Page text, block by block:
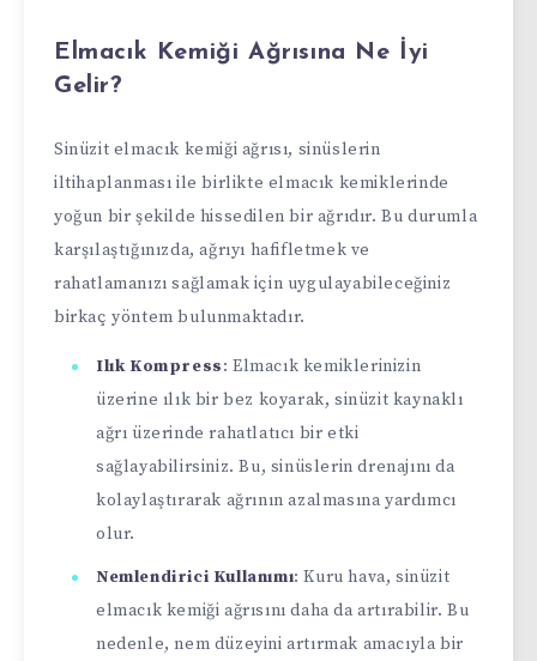
Elmacık Kemiği Ağrısına Ne İyi
Gelir?
Sinüzit elmacık kemiği ağrısı, sinüslerin
iltihaplanması ile birlikte elmacık kemiklerinde
yoğun bir şekilde hissedilen bir ağrıdır. Bu durumla
karşılaştığınızda, ağrıyı hafifletmek ve
rahatlamanızı sağlamak için uygulayabileceğiniz
birkaç yöntem bulunmaktadır.
Ilık Kompress: Elmacık kemiklerinizin
üzerine ılık bir bez koyarak, sinüzit kaynaklı
ağrı üzerinde rahatlatıcı bir etki
sağlayabilirsiniz. Bu, sinüslerin drenajını da
kolaylaştırarak ağrının azalmasına yardımcı
olur.
Nemlendirici Kullanımı: Kuru hava, sinüzit
elmacık kemiği ağrısını daha da artırabilir. Bu
nedenle, nem düzeyini artırmak amacıyla bir